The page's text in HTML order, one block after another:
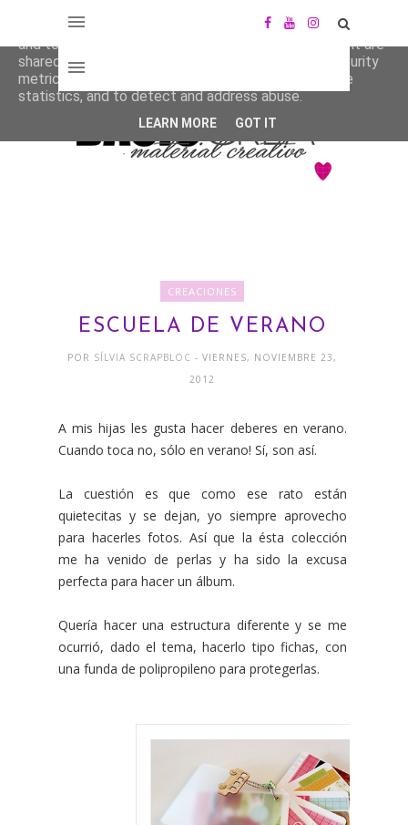
CREACIONES
ESCUELA DE VERANO
POR SÍLVIA SCRAPBLOC- VIERNES, NOVIEMBRE 23,
2012
A mis hijas les gusta hacer deberes en verano.
Cuando toca no, sólo en verano! Sí, son así.
La cuestión es que como ese rato están
quietecitas y se dejan, yo siempre aprovecho
para hacerles fotos. Así que la ésta colección
me ha venido de perlas y ha sido la excusa
perfecta para hacer un álbum.
Quería hacer una estructura diferente y se me
ocurrió, dado el tema, hacerlo tipo fichas, con
una funda de polipropileno para protegerlas.
This site uses cookies from Google to deliver its services
and to analyze traffic. Your IP address and user-agent are
shared with Google along with performance and security
metrics to ensure quality of service, generate usage
statistics, and to detect and address abuse.
LEARN MORE GOT IT